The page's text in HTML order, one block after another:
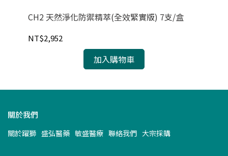
CH2 天然淨化防禦精萃(全效緊實版) 7支/盒
NT$2,952
加入購物車
關於我們
關於躍獅 盛弘醫藥 敏盛醫療 聯絡我們 大宗採購